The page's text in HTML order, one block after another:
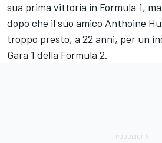
sua prima vittoria in Formula 1,
dopo che il suo amico Anthoine
troppo presto, a 22 anni, per un
Gara 1 della Formula 2.